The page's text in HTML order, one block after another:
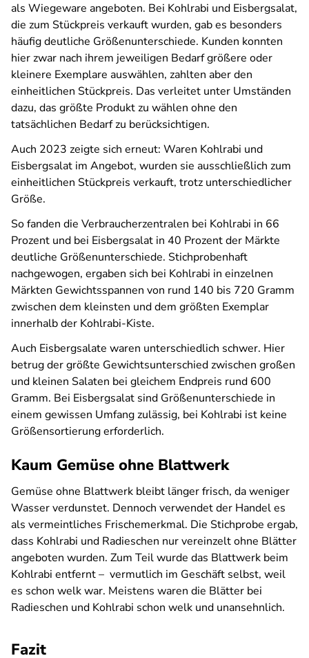
als Wiegeware angeboten. Bei Kohlrabi und Eisbergsalat,
die zum Stückpreis verkauft wurden, gab es besonders
häufig deutliche Größenunterschiede. Kunden konnten
hier zwar nach ihrem jeweiligen Bedarf größere oder
kleinere Exemplare auswählen, zahlten aber den
einheitlichen Stückpreis. Das verleitet unter Umständen
dazu, das größte Produkt zu wählen ohne den
tatsächlichen Bedarf zu berücksichtigen.
Auch 2023 zeigte sich erneut: Waren Kohlrabi und
Eisbergsalat im Angebot, wurden sie ausschließlich zum
einheitlichen Stückpreis verkauft, trotz unterschiedlicher
Größe.
So fanden die Verbraucherzentralen bei Kohlrabi in 66
Prozent und bei Eisbergsalat in 40 Prozent der Märkte
deutliche Größenunterschiede. Stichprobenhaft
nachgewogen, ergaben sich bei Kohlrabi in einzelnen
Märkten Gewichtsspannen von rund 140 bis 720 Gramm
zwischen dem kleinsten und dem größten Exemplar
innerhalb der Kohlrabi-Kiste.
Auch Eisbergsalate waren unterschiedlich schwer. Hier
betrug der größte Gewichtsunterschied zwischen großen
und kleinen Salaten bei gleichem Endpreis rund 600
Gramm. Bei Eisbergsalat sind Größenunterschiede in
einem gewissen Umfang zulässig, bei Kohlrabi ist keine
Größensortierung erforderlich.
Kaum Gemüse ohne Blattwerk
Gemüse ohne Blattwerk bleibt länger frisch, da weniger
Wasser verdunstet. Dennoch verwendet der Handel es
als vermeintliches Frischemerkmal. Die Stichprobe ergab,
dass Kohlrabi und Radieschen nur vereinzelt ohne Blätter
angeboten wurden. Zum Teil wurde das Blattwerk beim
Kohlrabi entfernt – vermutlich im Geschäft selbst, weil
es schon welk war. Meistens waren die Blätter bei
Radieschen und Kohlrabi schon welk und unansehnlich.
Fazit